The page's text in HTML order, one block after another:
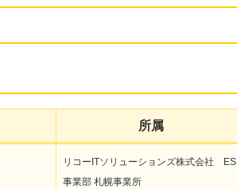
所属
リコーITソリューションズ株式会社 ES
事業部 札幌事業所